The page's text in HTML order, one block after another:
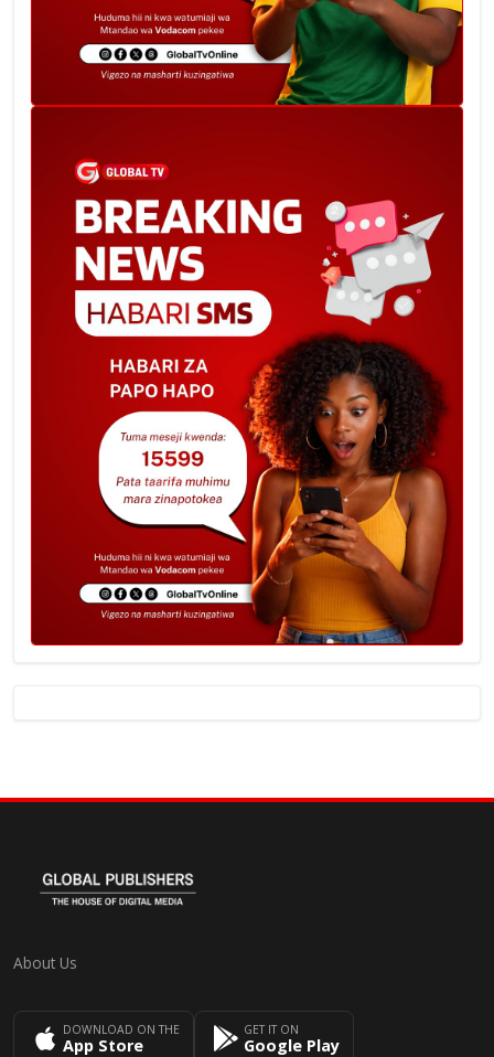
About Us
DOWNLOAD ON THE
App Store
GET IT ON
Google Play